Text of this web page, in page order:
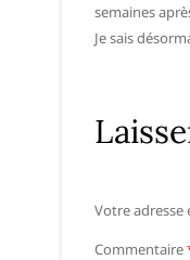
semaines
Je sais
Votre adresse
Commentaire